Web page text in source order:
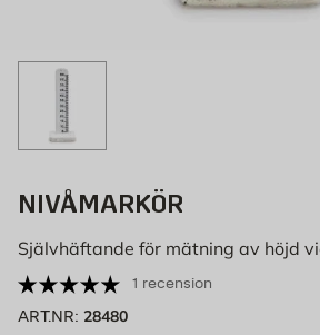
NIVÅMARKÖR
Självhäftande för mätning av höjd
1 recension
ART.NR: 28480